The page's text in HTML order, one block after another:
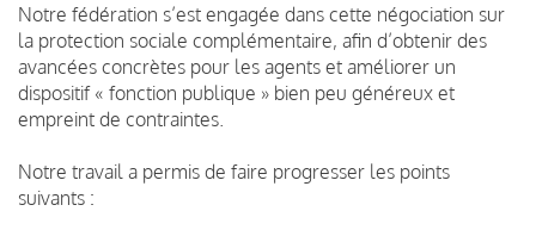
Notre fédération s’est engagée dans cette négociation sur
la protection sociale complémentaire, afin d’obtenir des
avancées concrètes pour les agents et améliorer un
dispositif « fonction publique » bien peu généreux et
empreint de contraintes.
Notre travail a permis de faire progresser les points
suivants :